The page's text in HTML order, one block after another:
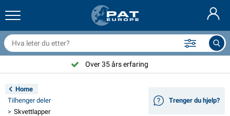
og utstyr
for tilhengere
og solcelleartikler
& bobil eksteriør
& husbil interiør
og sjakler
& branntepper
produkter
Nederlands
Deutsch
English
Over 35 års erfaring
Home
Tilhenger deler
Skvettlapper
Trenger du hjelp?